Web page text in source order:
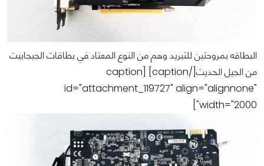
البطاقه بمروحتين للتبريد وهم من النوع المعتاد في بطاقات الجيجابيت
من الجيل الحديث[/caption] [caption
id="attachment_119727" align="alignnone"
width="2000"]